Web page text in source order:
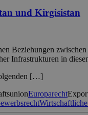
und Kirgisistan
Beziehungen
Infrastrukturen in
[…]
Europarecht